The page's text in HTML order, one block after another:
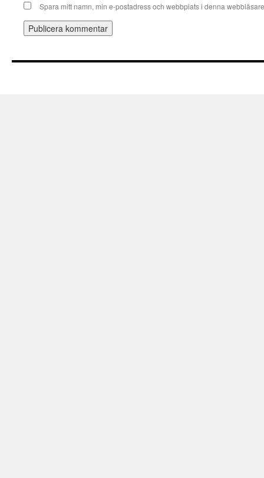
Spara mitt namn, min e-postadress och webbplats i denna